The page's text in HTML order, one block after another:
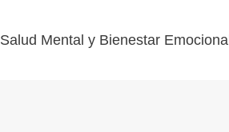
Salud Mental y Bienestar Emocional